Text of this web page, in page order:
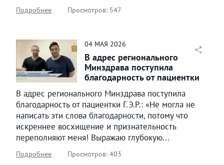
Подробнее Просмотров: 547
04 МАЯ 2026
В адрес регионального
Минздрава поступила
благодарность от пациентки
В адрес регионального Минздрава поступила
благодарность от пациентки Г.Э.Р.: «Не могла не
написать эти слова благодарности, потому что
искреннее восхищение и признательность
переполняют меня! Выражаю глубокую...
Подробнее Просмотров: 403